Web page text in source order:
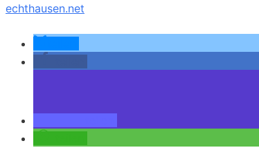
echthausen.net